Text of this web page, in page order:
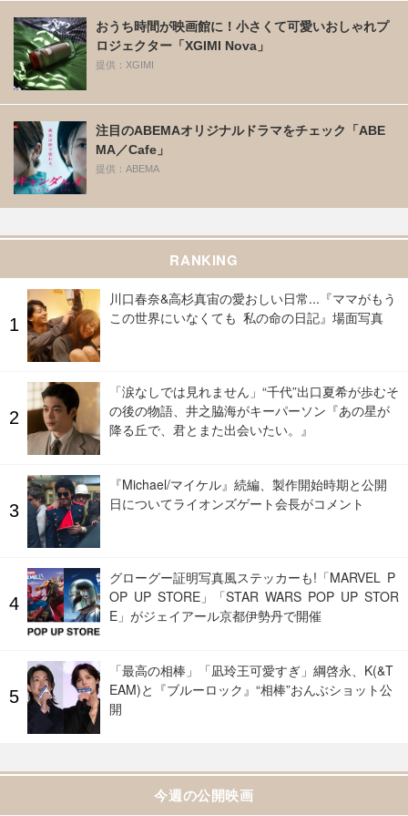
おうち時間が映画館に！小さくて可愛いおしゃれプ
ロジェクター「XGIMI Nova」
提供：XGIMI
注目のABEMAオリジナルドラマをチェック「ABE
MA／Cafe」
提供：ABEMA
RANKING
川口春奈&高杉真宙の愛おしい日常...『ママがもう
この世界にいなくても 私の命の日記』場面写真
「涙なしでは見れません」“千代”出口夏希が歩むそ
の後の物語、井之脇海がキーパーソン『あの星が
降る丘で、君とまた出会いたい。』
『Michael/マイケル』続編、製作開始時期と公開
日についてライオンズゲート会長がコメント
グローグー証明写真風ステッカーも!「MARVEL P
OP UP STORE」「STAR WARS POP UP STOR
E」がジェイアール京都伊勢丹で開催
「最高の相棒」「凪玲王可愛すぎ」綱啓永、K(&T
EAM)と『ブルーロック』“相棒”おんぶショット公
開
今週の公開映画